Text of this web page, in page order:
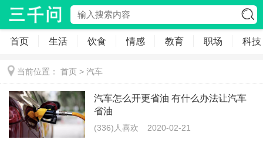
首页 生活 饮食 情感 教育 职场 科技
当前位置： 首页 > 汽车
汽车怎么开更省油 有什么办法让汽车
省油
(336)人喜欢 2020-02-21